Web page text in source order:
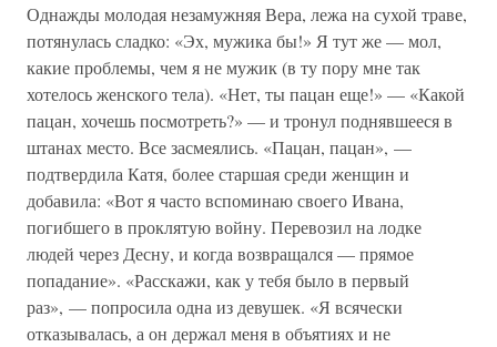
Однажды молодая незамужняя Вера, лежа на сухой траве,
потянулась сладко: «Эх, мужика бы!» Я тут же — мол,
какие проблемы, чем я не мужик (в ту пору мне так
хотелось женского тела). «Нет, ты пацан еще!» — «Какой
пацан, хочешь посмотреть?» — и тронул поднявшееся в
штанах место. Все засмеялись. «Пацан, пацан», —
подтвердила Катя, более старшая среди женщин и
добавила: «Вот я часто вспоминаю своего Ивана,
погибшего в проклятую войну. Перевозил на лодке
людей через Десну, и когда возвращался — прямое
попадание». «Расскажи, как у тебя было в первый
раз», — попросила одна из девушек. «Я всячески
отказывалась, а он держал меня в объятиях и не